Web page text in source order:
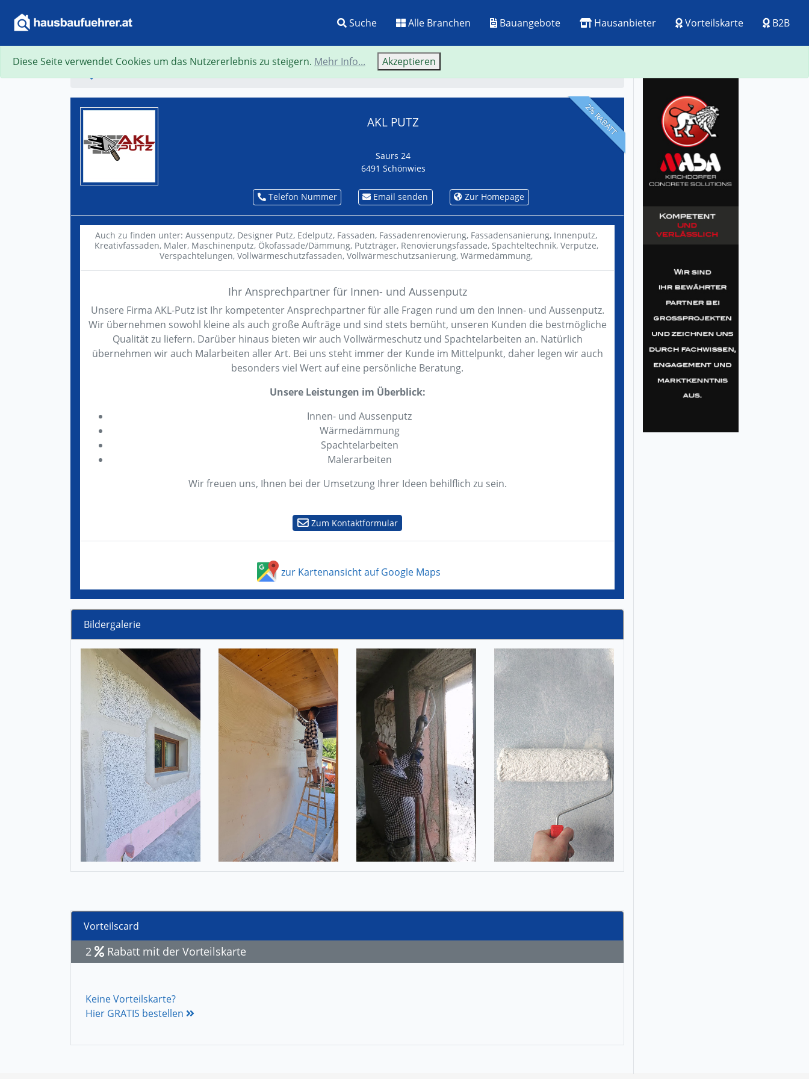
Suche Alle Branchen Bauangebote Hausanbieter Vorteilskarte B2B
2% RABATT
AKL PUTZ
Saurs 24
6491 Schönwies
Telefon Nummer Email senden Zur Homepage
Auch zu finden unter: Aussenputz, Designer Putz, Edelputz, Fassaden, Fassadenrenovierung, Fassadensanierung, Innenputz,
Kreativfassaden, Maler, Maschinenputz, Ökofassade/Dämmung, Putzträger, Renovierungsfassade, Spachteltechnik, Verputze,
Verspachtelungen, Vollwärmeschutzfassaden, Vollwärmeschutzsanierung, Wärmedämmung,
Ihr Ansprechpartner für Innen- und Aussenputz
Unsere Firma AKL-Putz ist Ihr kompetenter Ansprechpartner für alle Fragen rund um den Innen- und Aussenputz.
Wir übernehmen sowohl kleine als auch große Aufträge und sind stets bemüht, unseren Kunden die bestmögliche
Qualität zu liefern. Darüber hinaus bieten wir auch Vollwärmeschutz und Spachtelarbeiten an. Natürlich
übernehmen wir auch Malarbeiten aller Art. Bei uns steht immer der Kunde im Mittelpunkt, daher legen wir auch
besonders viel Wert auf eine persönliche Beratung.
Unsere Leistungen im Überblick:
Innen- und Aussenputz
Wärmedämmung
Spachtelarbeiten
Malerarbeiten
Wir freuen uns, Ihnen bei der Umsetzung Ihrer Ideen behilflich zu sein.
Zum Kontaktformular
zur Kartenansicht auf Google Maps
Bildergalerie
Vorteilscard
2 Rabatt mit der Vorteilskarte
Keine Vorteilskarte?
Hier GRATIS bestellen
Diese Seite verwendet Cookies um das Nutzererlebnis zu steigern. Mehr Info... Akzeptieren